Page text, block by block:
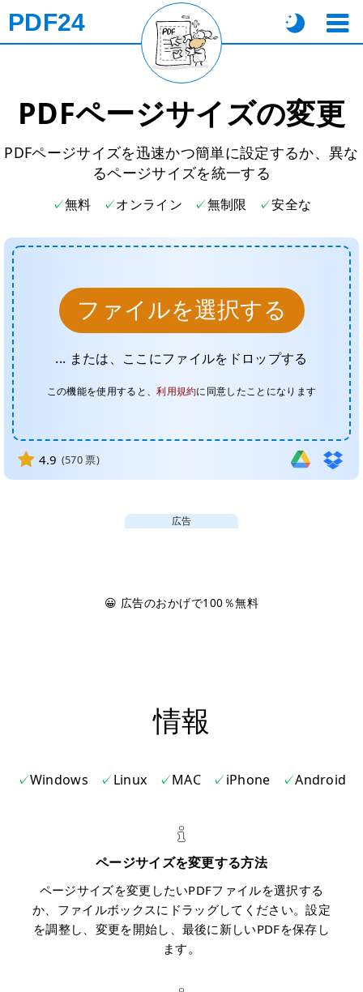
PDF24
PDFページサイズの変更
PDFページサイズを迅速かつ簡単に設定するか、異な
るページサイズを統一する
無料 オンライン 無制限 安全な
ファイルを選択する
... または、ここにファイルをドロップする
この機能を使用すると、利用規約に同意したことになります
4.9 (570票)
広告
😀 広告のおかげで100％無料
情報
Windows Linux MAC iPhone Android
ページサイズを変更する方法
ページサイズを変更したいPDFファイルを選択する
か、ファイルボックスにドラッグしてください。設定
を調整し、変更を開始し、最後に新しいPDFを保存し
ます。